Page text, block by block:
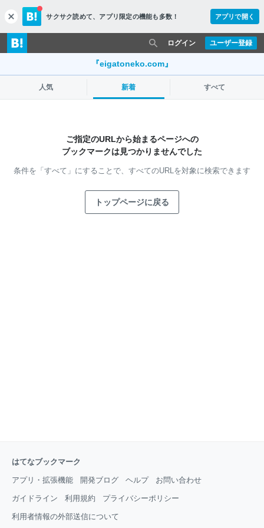
c
l
o
s
サクサク読めて、 アプリ限定の機能も多数！ アプリで開く
ユーザー登録
ログイン
『eigatoneko.com』
人気 新着 すべて
ご指定のURLから始まるページへの
ブックマークは見つかりませんでした
条件を「すべて」にすることで、 すべてのURLを対象に検索できます
トップページに戻る
はてなブックマーク
アプリ・拡張機能 開発ブログ ヘルプ お問い合わせ
ガイドライン 利用規約 プライバシーポリシー
利用者情報の外部送信について